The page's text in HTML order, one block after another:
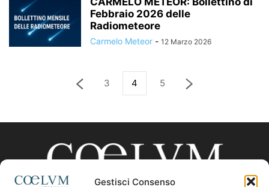
Gestisci Consenso
Febbraio 2026 delle
Radiometeore
Carmelo Meteor - 12 Marzo 2026
3 4 5